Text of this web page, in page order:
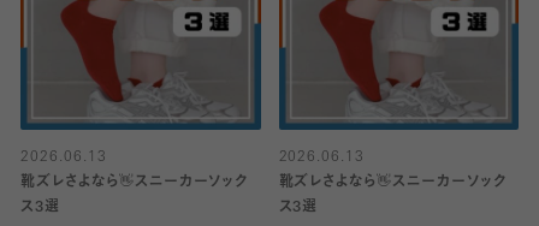
2026.06.13
靴ズレさよなら👋スニーカーソック
ス3選
2026.06.13
靴ズレさよなら👋スニーカーソック
ス3選